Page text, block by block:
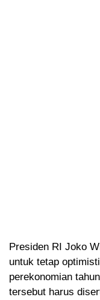
Presiden RI Joko
untuk tetap
perekonomian
tersebut harus